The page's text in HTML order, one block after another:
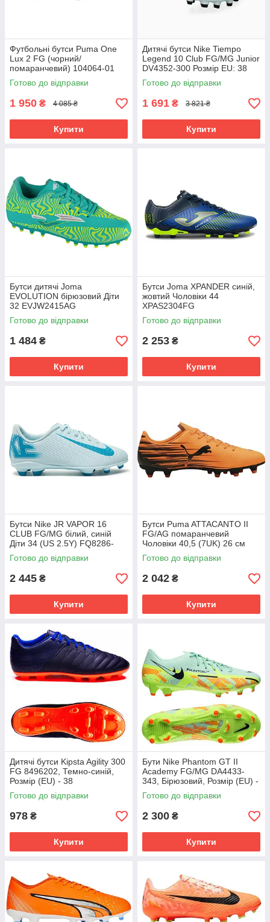
Футбольні бутси Puma One
Lux 2 FG (чорний/
помаранчевий) 104064-01
Розмір EU: 44
Готово до відправки
1 950 ₴ 4 085 ₴
Купити
Дитячі бутси Nike Tiempo
Legend 10 Club FG/MG Junior
DV4352-300 Розмір EU: 38
Готово до відправки
1 691 ₴ 3 821 ₴
Купити
Бутси дитячі Joma
EVOLUTION бірюзовий Діти
32 EVJW2415AG
Готово до відправки
1 484 ₴
Купити
Бутси Joma XPANDER синій,
жовтий Чоловіки 44
XPAS2304FG
Готово до відправки
2 253 ₴
Купити
Бутси Nike JR VAPOR 16
CLUB FG/MG білий, синій
Діти 34 (US 2.5Y) FQ8286-
400
Готово до відправки
2 445 ₴
Купити
Бутси Puma ATTACANTO II
FG/AG помаранчевий
Чоловіки 40,5 (7UK) 26 см
108493-04
Готово до відправки
2 042 ₴
Купити
Дитячі бутси Kipsta Agility 300
FG 8496202, Темно-синій,
Розмір (EU) - 38
Готово до відправки
978 ₴
Купити
Бути Nike Phantom GT II
Academy FG/MG DA4433-
343, Бірюзовий, Розмір (EU) -
45.5
Готово до відправки
2 300 ₴
Купити